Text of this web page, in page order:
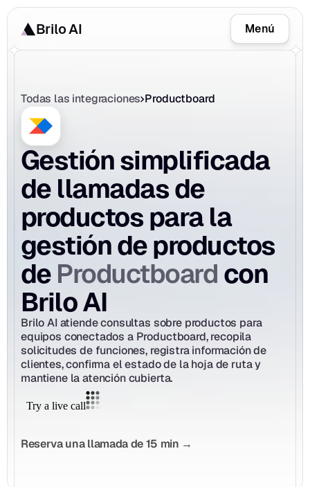
Brilo AI Menú
Todas las integraciones Productboard
Gestión simplificada
de llamadas de
productos para la
gestión de productos
de Productboard con
Brilo AI
Brilo AI atiende consultas sobre productos para
equipos conectados a Productboard, recopila
solicitudes de funciones, registra información de
clientes, confirma el estado de la hoja de ruta y
mantiene la atención cubierta.
Reserva una llamada de 15 min →